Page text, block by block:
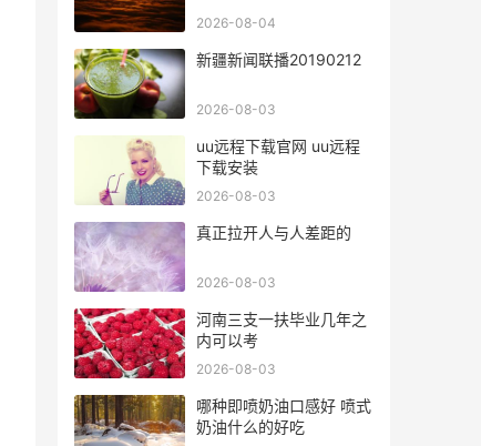
2026-08-04
新疆新闻联播20190212
2026-08-03
uu远程下载官网 uu远程
下载安装
2026-08-03
真正拉开人与人差距的
2026-08-03
河南三支一扶毕业几年之
内可以考
2026-08-03
哪种即喷奶油口感好 喷式
奶油什么的好吃